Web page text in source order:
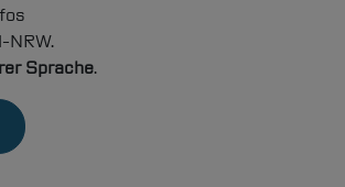
NRW.
Sprache.